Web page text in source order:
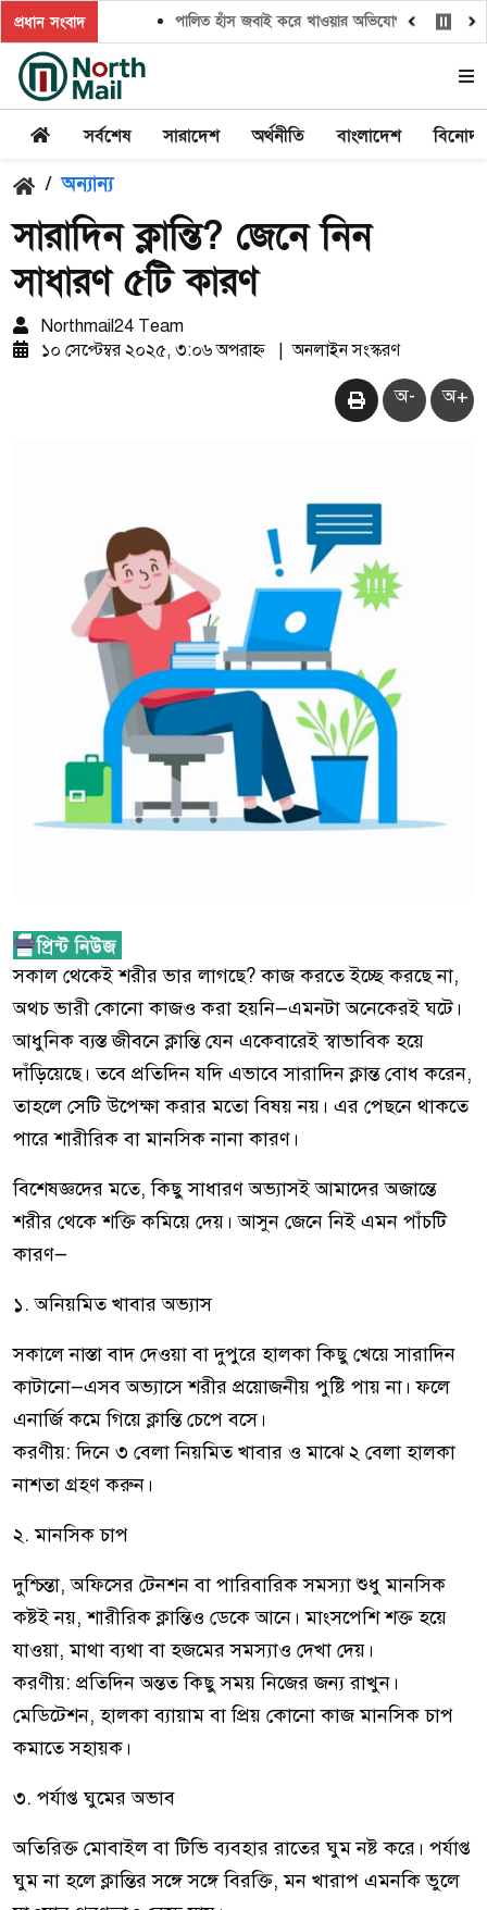
প্রধান সংবাদ পালিত হাঁস জবাই করে খাওয়ার অভিযোগ,সালিশ চাইলে
সর্বশেষ সারাদেশ অর্থনীতি বাংলাদেশ
/ অন্যান্য
সারাদিন ক্লান্তি? জেনে নিন
সাধারণ ৫টি কারণ
Northmail24 Team
১০ সেপ্টেম্বর ২০২৫, ৩:০৬ অপরাহ্ন
অনলাইন সংস্করণ
অ- অ+
সকাল থেকেই শরীর ভার লাগছে? কাজ করতে ইচ্ছে করছে না,
অথচ ভারী কোনো কাজও করা হয়নি—এমনটা অনেকেরই ঘটে।
আধুনিক ব্যস্ত জীবনে ক্লান্তি যেন একেবারেই স্বাভাবিক হয়ে
দাঁড়িয়েছে। তবে প্রতিদিন যদি এভাবে সারাদিন ক্লান্ত বোধ করেন,
তাহলে সেটি উপেক্ষা করার মতো বিষয় নয়। এর পেছনে থাকতে
পারে শারীরিক বা মানসিক নানা কারণ।
বিশেষজ্ঞদের মতে, কিছু সাধারণ অভ্যাসই আমাদের অজান্তে
শরীর থেকে শক্তি কমিয়ে দেয়। আসুন জেনে নিই এমন পাঁচটি
কারণ—
১. অনিয়মিত খাবার অভ্যাস
সকালে নাস্তা বাদ দেওয়া বা দুপুরে হালকা কিছু খেয়ে সারাদিন
কাটানো—এসব অভ্যাসে শরীর প্রয়োজনীয় পুষ্টি পায় না। ফলে
এনার্জি কমে গিয়ে ক্লান্তি চেপে বসে।
করণীয়: দিনে ৩ বেলা নিয়মিত খাবার ও মাঝে ২ বেলা হালকা
নাশতা গ্রহণ করুন।
২. মানসিক চাপ
দুশ্চিন্তা, অফিসের টেনশন বা পারিবারিক সমস্যা শুধু মানসিক
কষ্টই নয়, শারীরিক ক্লান্তিও ডেকে আনে। মাংসপেশি শক্ত হয়ে
যাওয়া, মাথা ব্যথা বা হজমের সমস্যাও দেখা দেয়।
করণীয়: প্রতিদিন অন্তত কিছু সময় নিজের জন্য রাখুন।
মেডিটেশন, হালকা ব্যায়াম বা প্রিয় কোনো কাজ মানসিক চাপ
কমাতে সহায়ক।
৩. পর্যাপ্ত ঘুমের অভাব
অতিরিক্ত মোবাইল বা টিভি ব্যবহার রাতের ঘুম নষ্ট করে। পর্যাপ্ত
ঘুম না হলে ক্লান্তির সঙ্গে সঙ্গে বিরক্তি, মন খারাপ এমনকি ভুলে